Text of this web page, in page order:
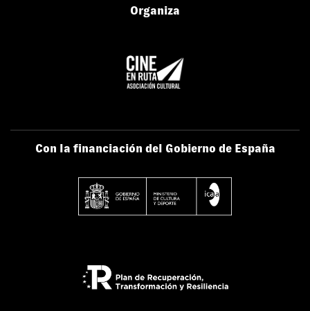
Organiza
Con la financiación del Gobierno de España